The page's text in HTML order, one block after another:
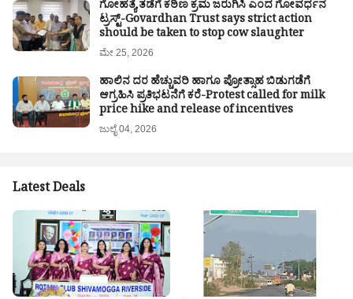
ಗೋಹತ್ಯೆ ತಡೆಗೆ ಕಠಿಣ ಕ್ರಮ ಜರುಗಿಸಿ ಎಂದ ಗೋವರ್ಧನ
ಟ್ರಸ್ಟ್-Govardhan Trust says strict action
should be taken to stop cow slaughter
ಮೇ 25, 2026
ಹಾಲಿನ ದರ ಹೆಚ್ಚುವರಿ ಹಾಗೂ ಪ್ರೋತ್ಸಾಹ ಬಿಡುಗಡೆಗೆ
ಆಗ್ರಹಿಸಿ ಪ್ರತಿಭಟನೆಗೆ ಕರೆ-Protest called for milk
price hike and release of incentives
ಜುಲೈ 04, 2026
Latest Deals